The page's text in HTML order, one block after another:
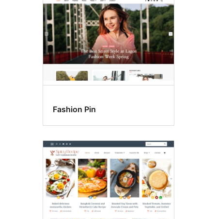
Fashion Pin